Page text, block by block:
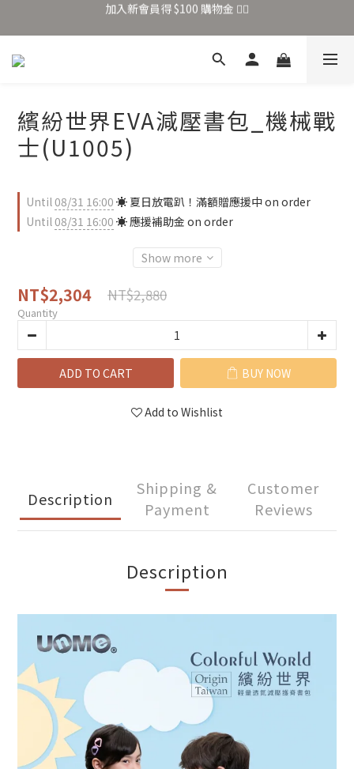
加入新會員得 $100 購物金 👉🏻
全站滿 $699 享免運
加入新會員得 $100 購物金 👉🏻
繽紛世界EVA減壓書包_機械戰
士(U1005)
Until08/31 16:00 ☀️ 夏日放電趴！滿額贈應援中 on order
Until08/31 16:00 ☀️ 應援補助金 on order
Show more
NT$2,304 NT$2,880
Quantity
ADD TO CART BUY NOW
Add to Wishlist
Description
Shipping &
Payment
Customer
Reviews
Description